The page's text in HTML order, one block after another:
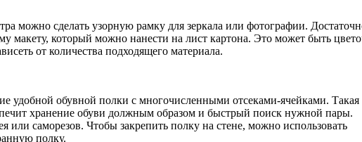
можно сделать узорную рамку для зеркала или фотографии.
макету, который можно нанести на лист картона. Это может быть
от количества подходящего материала.
удобной обувной полки с многочисленными отсеками-ячейками. Такая
хранение обуви должным образом и быстрый поиск нужной пары.
или саморезов. Чтобы закрепить полку на стене, можно использовать
полку.